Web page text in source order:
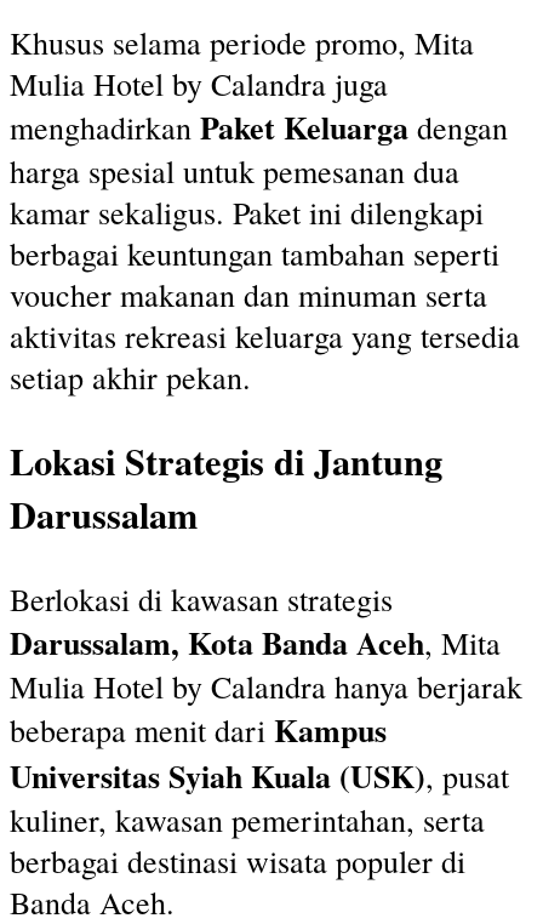
Khusus selama periode promo, Mita
Mulia Hotel by Calandra juga
menghadirkan Paket Keluarga dengan
harga spesial untuk pemesanan dua
kamar sekaligus. Paket ini dilengkapi
berbagai keuntungan tambahan seperti
voucher makanan dan minuman serta
aktivitas rekreasi keluarga yang tersedia
setiap akhir pekan.
Lokasi Strategis di Jantung
Darussalam
Berlokasi di kawasan strategis
Darussalam, Kota Banda Aceh, Mita
Mulia Hotel by Calandra hanya berjarak
beberapa menit dari Kampus
Universitas Syiah Kuala (USK), pusat
kuliner, kawasan pemerintahan, serta
berbagai destinasi wisata populer di
Banda Aceh.